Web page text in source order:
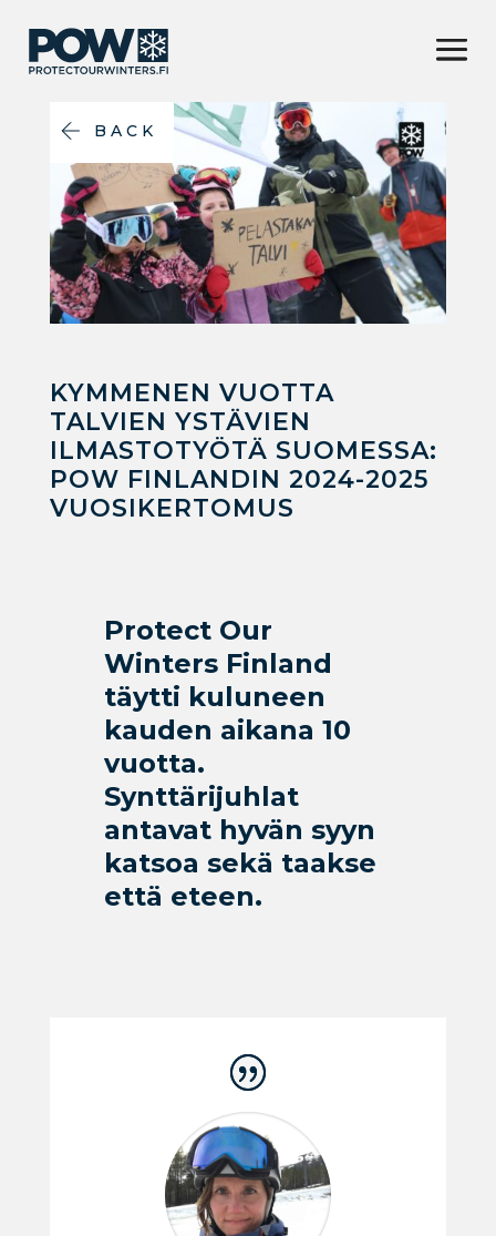
BACK
KYMMENEN VUOTTA
TALVIEN YSTÄVIEN
ILMASTOTYÖTÄ SUOMESSA:
POW FINLANDIN 2024-2025
VUOSIKERTOMUS
Protect Our
Winters Finland
täytti kuluneen
kauden aikana 10
vuotta.
Synttärijuhlat
antavat hyvän syyn
katsoa sekä taakse
että eteen.